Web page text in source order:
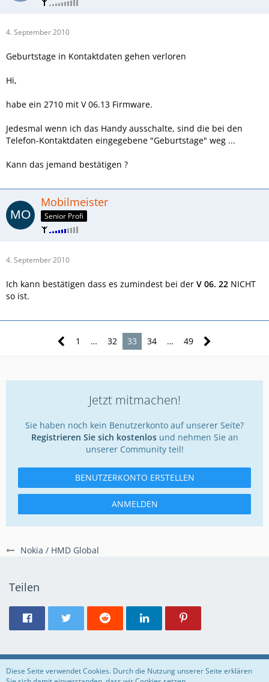
Nokia / HMD Global
4. September 2010
Geburtstage in Kontaktdaten gehen verloren
Hi,
habe ein 2710 mit V 06.13 Firmware.
Jedesmal wenn ich das Handy ausschalte, sind die bei den
Telefon-Kontaktdaten eingegebene "Geburtstage" weg ...
Kann das jemand bestätigen ?
Mobilmeister
Senior Profi
4. September 2010
Ich kann bestätigen dass es zumindest bei der V 06. 22 NICHT
so ist.
1 … 32 33 34 … 49
Jetzt mitmachen!
Sie haben noch kein Benutzerkonto auf unserer Seite?
Registrieren Sie sich kostenlosund nehmen Sie an
unserer Community teil!
BENUTZERKONTO ERSTELLEN
ANMELDEN
Teilen
Regeln Datenschutzerklärung Impressum
Diese Seite verwendet Cookies. Durch die Nutzung unserer Seite erklären